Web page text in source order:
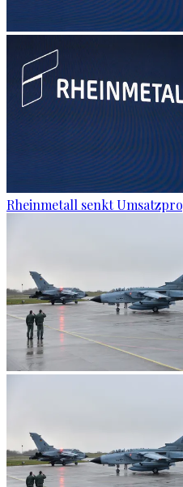
Rheinmetall senkt